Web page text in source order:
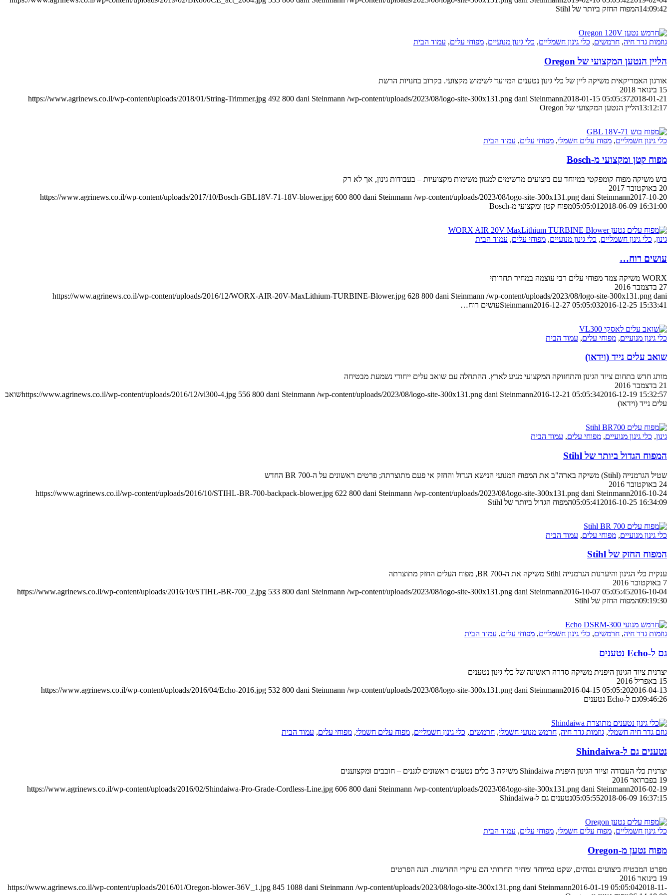
14:09:42המפוח החזק ביותר של Stihl
גוזמות גדר חיה, חרמשים, כלי גינון חשמליים, כלי גינון מנועיים, מפוחי עלים, עמוד הבית
הליין הנטען המקצועי של Oregon
אורגון האמריקאית משיקה ליין של כלי גינון נטענים המיועד לשימוש מקצועי. בקרוב בחנויות הרשת
15 בינואר 2018
https://www.agrinews.co.il/wp-content/uploads/2018/01/String-Trimmer.jpg 492 800 dani Steinmann /wp-content/uploads/2023/08/logo-site-300x131.png dani Steinmann2018-01-15 05:05:372018-01-21
13:12:17הליין הנטען המקצועי של Oregon
כלי גינון חשמליים, מפוח עלים חשמלי, מפוחי עלים, עמוד הבית
מפוח קטן ומקצועי מ-Bosch
בוש משיקה מפוח קומפקטי במיוחד עם ביצועים מרשימים למגוון משימות מקצועיות – בעבודות גינון, אך לא רק
20 באוקטובר 2017
https://www.agrinews.co.il/wp-content/uploads/2017/10/Bosch-GBL18V-71-18V-blower.jpg 600 800 dani Steinmann /wp-content/uploads/2023/08/logo-site-300x131.png dani Steinmann2017-10-20
05:05:01 2018-06-09 16:31:00 מפוח קטן ומקצועי מ-Bosch
גינון, כלי גינון חשמליים, כלי גינון מנועיים, מפוחי עלים, עמוד הבית
עושים רוח…
WORX משיקה צמד מפוחי עלים רבי עוצמה במחיר תחרותי
27 בדצמבר 2016
https://www.agrinews.co.il/wp-content/uploads/2016/12/WORX-AIR-20V-MaxLithium-TURBINE-Blower.jpg 628 800 dani Steinmann /wp-content/uploads/2023/08/logo-site-300x131.png dani
Steinmann2016-12-27 05:05:032016-12-25 15:33:41 עושים רוח…
כלי גינון מנועיים, מפוחי עלים, עמוד הבית
שואב עלים נייד (וידאו)
מותג חדש בתחום ציוד הגינון והתחזוקה המקצועי מגיע לארץ. ההתחלה עם שואב עלים ייחודי נשמעת מבטיחה
21 בדצמבר 2016
https://www.agrinews.co.il/wp-content/uploads/2016/12/vl300-4.jpg 556 800 dani Steinmann /wp-content/uploads/2023/08/logo-site-300x131.png dani Steinmann2016-12-21 05:05:342016-12-19 15:32:57
שואב
עלים נייד (וידאו)
גינון, כלי גינון מנועיים, מפוחי עלים, עמוד הבית
המפוח הגדול ביותר של Stihl
שטיל הגרמנייה (Stihl) משיקה בארה"ב את המפוח המנועי הנישא הגדול והחזק אי פעם מתוצרתה; פרטים ראשונים על ה-BR 700 החדש
24 באוקטובר 2016
https://www.agrinews.co.il/wp-content/uploads/2016/10/STIHL-BR-700-backpack-blower.jpg 622 800 dani Steinmann /wp-content/uploads/2023/08/logo-site-300x131.png dani Steinmann2016-10-24
05:05:41 2016-10-25 16:34:09 המפוח הגדול ביותר של Stihl
כלי גינון מנועיים, מפוחי עלים, עמוד הבית
המפוח החזק של Stihl
ענקית כלי הגינון והיערנות הגרמנייה Stihl משיקה את ה-BR 700, מפוח העלים החזק מתוצרתה
7 באוקטובר 2016
https://www.agrinews.co.il/wp-content/uploads/2016/10/STIHL-BR-700_2.jpg 533 800 dani Steinmann /wp-content/uploads/2023/08/logo-site-300x131.png dani Steinmann2016-10-07 05:05:452016-10-04
09:19:30המפוח החזק של Stihl
גוזמות גדר חיה, חרמשים, כלי גינון חשמליים, מפוחי עלים, עמוד הבית
גם ל-Echo נטענים
יצרנית ציוד הגינון היפנית משיקה סדרה ראשונה של כלי גינון נטענים
15 באפריל 2016
https://www.agrinews.co.il/wp-content/uploads/2016/04/Echo-2016.jpg 532 800 dani Steinmann /wp-content/uploads/2023/08/logo-site-300x131.png dani Steinmann2016-04-15 05:05:202016-04-13
09:46:26גם ל-Echo נטענים
גוזם גדר חיה חשמלי, גוזמות גדר חיה, חרמש מנועי חשמלי, חרמשים, כלי גינון חשמליים, מפוח עלים חשמלי, מפוחי עלים, עמוד הבית
נטענים גם ל-Shindaiwa
יצרנית כלי העבודה וציוד הגינון היפנית Shindaiwa משיקה 3 כלים נטענים ראשונים לגננים – חובבים ומקצוענים
19 בפברואר 2016
https://www.agrinews.co.il/wp-content/uploads/2016/02/Shindaiwa-Pro-Grade-Cordless-Line.jpg 606 800 dani Steinmann /wp-content/uploads/2023/08/logo-site-300x131.png dani Steinmann2016-02-19
05:05:552018-06-09 16:37:15 נטענים גם ל-Shindaiwa
כלי גינון חשמליים, מפוח עלים חשמלי, מפוחי עלים, עמוד הבית
מפוח נטען מ-Oregon
מפרט המבטיח ביצועים גבוהים, שקט במיוחד ומחיר תחרותי הם עיקרי החדשות. הנה הפרטים
19 בינואר 2016
https://www.agrinews.co.il/wp-content/uploads/2016/01/Oregon-blower-36V_1.jpg 845 1088 dani Steinmann /wp-content/uploads/2023/08/logo-site-300x131.png dani Steinmann2016-01-19 05:05:042018-11-